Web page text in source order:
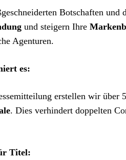
Botschaften und
und steigern Ihre
Agenturen.
es:
erstellen wir über
. Dies verhindert doppelten
Titel: